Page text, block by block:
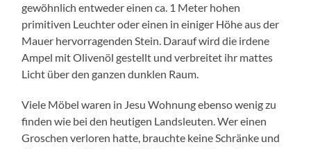
gewöhnlich entweder einen ca. 1 Meter hohen
primitiven Leuchter oder einen in einiger Höhe aus der
Mauer hervorragenden Stein. Darauf wird die irdene
Ampel mit Olivenöl gestellt und verbreitet ihr mattes
Licht über den ganzen dunklen Raum.
Viele Möbel waren in Jesu Wohnung ebenso wenig zu
finden wie bei den heutigen Landsleuten. Wer einen
Groschen verloren hatte, brauchte keine Schränke und